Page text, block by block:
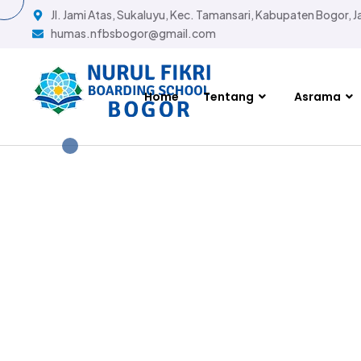
Jl. Jami Atas, Sukaluyu, Kec. Tamansari, Kabupaten Bogor,
humas.nfbsbogor@gmail.com
Home Tentang Asrama